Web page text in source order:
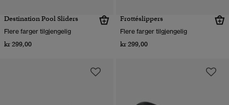
Destination Pool Sliders
Flere farger tilgjengelig
kr 299,00
Frottéslippers
Flere farger tilgjengelig
kr 299,00